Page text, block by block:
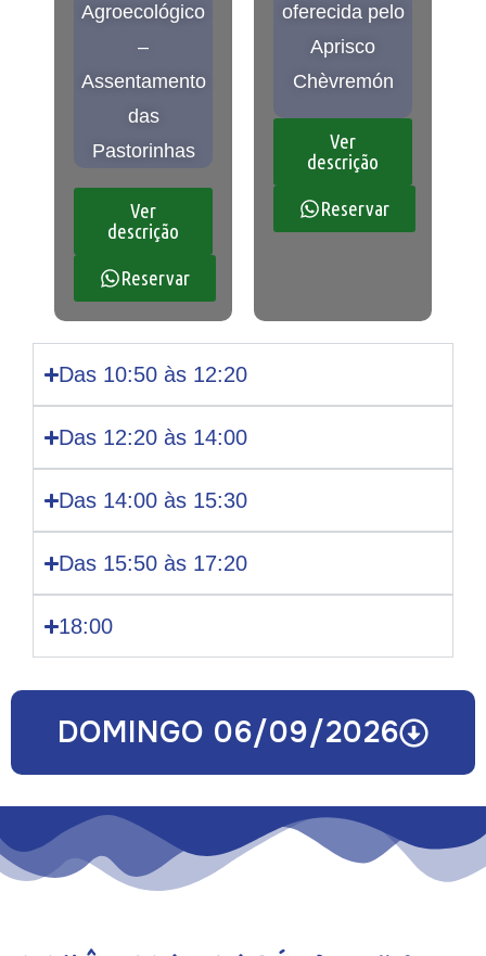
DOMINGO 06/09/2026
Agroecológico
–
Assentamento
das
Pastorinhas
Ver
descrição
Reservar
oferecida pelo
Aprisco
Chèvremón
Ver
descrição
Reservar
Das 10:50 às 12:20
Das 12:20 às 14:00
Das 14:00 às 15:30
Das 15:50 às 17:20
18:00